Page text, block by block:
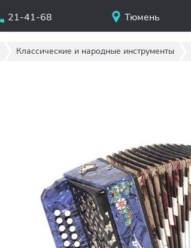
21-41-68 Тюмень
Классические и народные инструменты